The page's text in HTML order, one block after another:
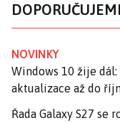
NOVINKY
Windows 10 žije
aktualizace až do
Řada Galaxy S27